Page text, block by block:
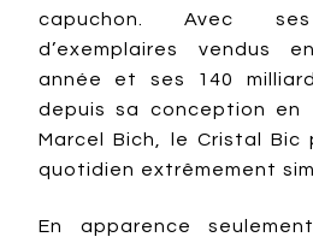
capuchon. Avec
d’exemplaires vendus
année et ses 140
depuis sa conception en
Marcel Bich, le Cristal
quotidien extrêmement
En apparence